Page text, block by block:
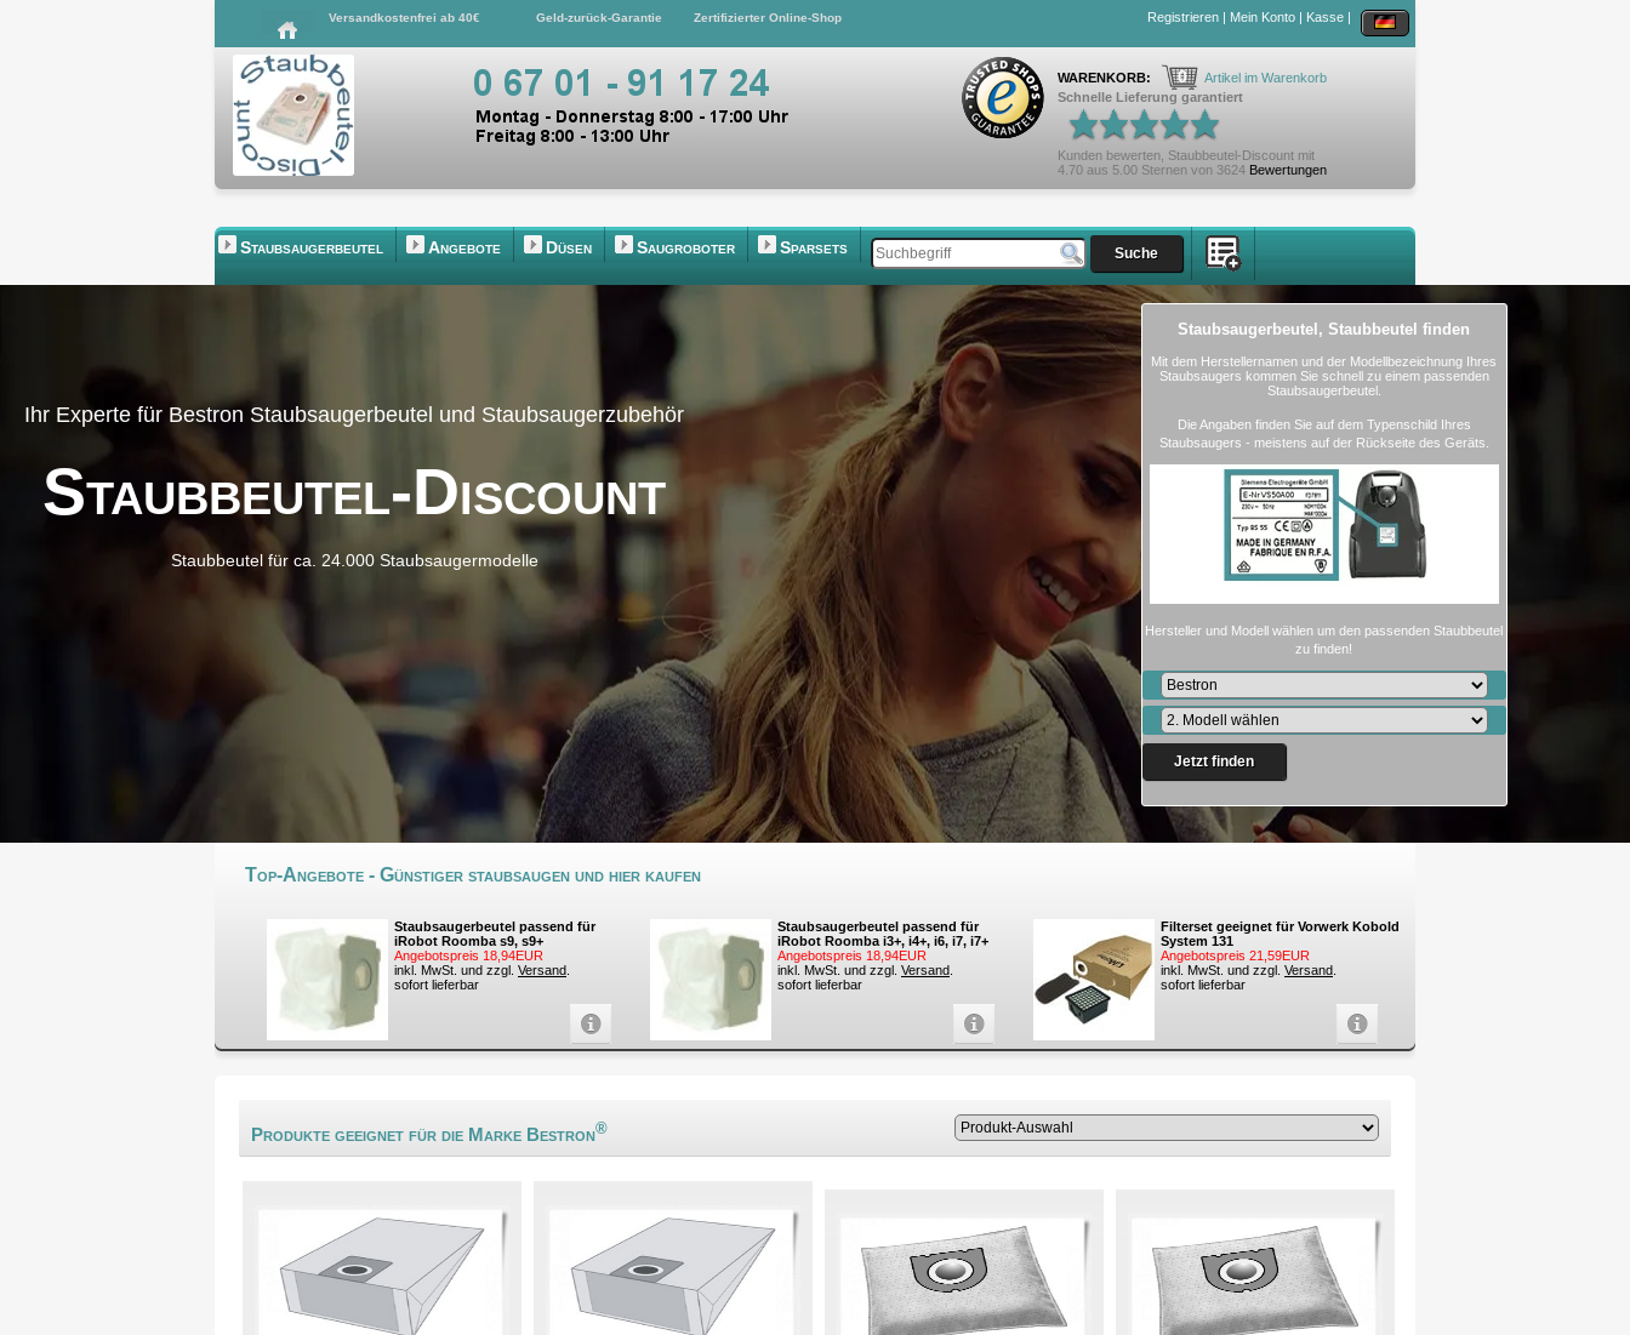
Versandkostenfrei ab 40€ Geld-zurück-Garantie Zertifizierter Online-Shop Registrieren | Mein Konto | Kasse |
WARENKORB: 0
Artikel im Warenkorb
Schnelle Lieferung garantiert
Kunden bewerten, Staubbeutel-Discount mit
4.70 aus 5.00 Sternen von 3624 Bewertungen
Staubsaugerbeutel Angebote Düsen Saugroboter Sparsets
Ihr Experte für Bestron Staubsaugerbeutel und Staubsaugerzubehör
Staubbeutel-Discount
Staubbeutel für ca. 24.000 Staubsaugermodelle
Staubsaugerbeutel, Staubbeutel finden
Mit dem Herstellernamen und der Modellbezeichnung Ihres
Staubsaugers kommen Sie schnell zu einem passenden
Staubsaugerbeutel.
Die Angaben finden Sie auf dem Typenschild Ihres
Staubsaugers - meistens auf der Rückseite des Geräts.
Hersteller und Modell wählen um den passenden Staubbeutel
zu finden!
Jetzt finden
Top-Angebote - Günstiger staubsaugen und hier kaufen
Staubsaugerbeutel passend für
iRobot Roomba s9, s9+
Angebotspreis 18,94EUR
inkl. MwSt. und zzgl. Versand
sofort lieferbar
Staubsaugerbeutel passend für
iRobot Roomba i3+, i4+, i6, i7, i7+
Angebotspreis 18,94EUR
inkl. MwSt. und zzgl. Versand
sofort lieferbar
Filterset geeignet für Vorwerk Kobold
System 131
Angebotspreis 21,59EUR
inkl. MwSt. und zzgl. Versand
sofort lieferbar
Produkte geeignet für die Marke Bestron®